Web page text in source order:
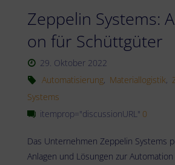
bau
für
Zep­pe­lin Sys­tems:
on für Schüttgüter
29. Oktober 2022
Automatisierung, Materiallogistik,
Systems
itemprop="discussionURL" 0
Das Unter­neh­men Zep­pe­lin Sys­tems
Anla­gen und Lösun­gen zur